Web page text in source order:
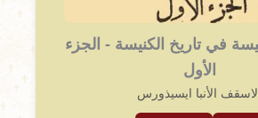
في تاريخ الكنيسة - الجزء
الأول
الأنبا ايسيذورس